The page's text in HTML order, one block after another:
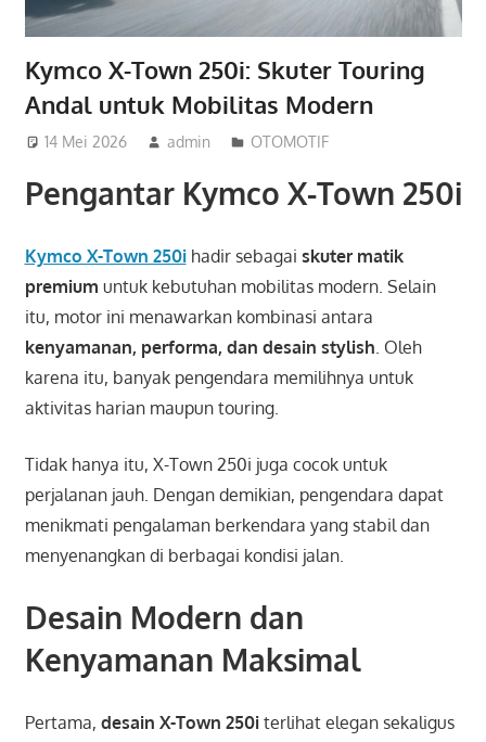
Kymco X-Town 250i: Skuter Touring
Andal untuk Mobilitas Modern
14 Mei 2026 admin OTOMOTIF
Pengantar Kymco X-Town 250i
Kymco X-Town 250ihadir sebagai skuter matik
premium untuk kebutuhan mobilitas modern. Selain
itu, motor ini menawarkan kombinasi antara
kenyamanan, performa, dan desain stylish. Oleh
karena itu, banyak pengendara memilihnya untuk
aktivitas harian maupun touring.
Tidak hanya itu, X-Town 250i juga cocok untuk
perjalanan jauh. Dengan demikian, pengendara dapat
menikmati pengalaman berkendara yang stabil dan
menyenangkan di berbagai kondisi jalan.
Desain Modern dan
Kenyamanan Maksimal
Pertama, desain X-Town 250iterlihat elegan sekaligus